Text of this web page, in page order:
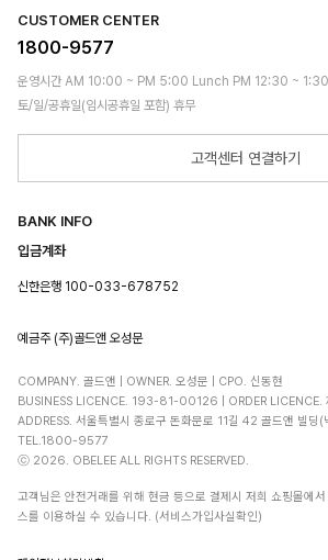
CUSTOMER CENTER
1800-9577
운영시간 AM 10:00 ~ PM 5:00 Lunch PM 12:30 ~ 1:30
토/일/공휴일(임시공휴일 포함) 휴무
고객센터 연결하기
BANK INFO
입금계좌
신한은행 100-033-678752
예금주 (주)골드앤 오성문
COMPANY. 골드앤 | OWNER. 오성문 | CPO. 신동현
BUSINESS LICENCE. 193-81-00126 | ORDER
ADDRESS. 서울특별시 종로구 돈화문로 11길 42 골드앤 빌딩
TEL.1800-9577
ⓒ 2026. OBELEE ALL RIGHTS RESERVED.
고객님은 안전거래를 위해 현금 등으로 결제시 저희 쇼핑몰에
스를 이용하실 수 있습니다. (서비스가입사실확인)